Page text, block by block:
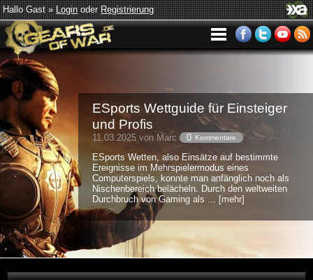
Hallo Gast »LoginoderRegistrierung
ESports Wettguide für Einsteiger
und Profis
11.03.2025 von Marc 0 Kommentare
ESports Wetten, also Einsätze auf bestimmte
Ereignisse im Mehrspielermodus eines
Computerspiels, konnte man anfänglich noch als
Nischenbereich belächeln. Durch den weltweiten
Durchbruch von Gaming als ... [mehr]